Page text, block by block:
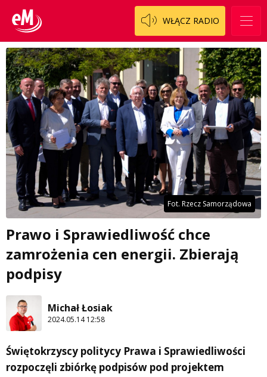
WŁĄCZ RADIO
Fot. Rzecz Samorządowa
Prawo i Sprawiedliwość chce
zamrożenia cen energii. Zbierają
podpisy
Michał Łosiak
2024.05.14 12:58
Świętokrzyscy politycy Prawa i Sprawiedliwości
rozpoczęli zbiórkę podpisów pod projektem